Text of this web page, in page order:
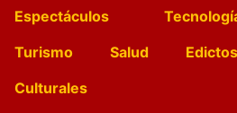
Espectáculos
Turismo
Salud Edictos
Culturales